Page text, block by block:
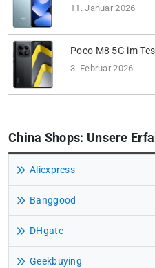
11. Januar 2026
Poco M8 5G im
3. Februar 2026
China Shops: Unsere
Aliexpress
Banggood
DHgate
Geekbuying